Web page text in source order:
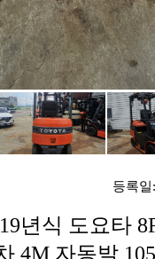
등록일
년식 도요타
4M 자동발